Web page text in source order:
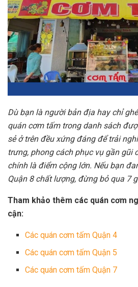
Dù bạn là người bản địa hay chỉ
quán cơm tấm trong danh sách
sẻ ở trên đều xứng đáng để trải
trưng, phong cách phục vụ gần gũi
chính là điểm cộng lớn. Nếu bạn
Quận 8 chất lượng, đừng bỏ qua 7
Tham khảo thêm các quán cơm
cận:
Các quán cơm tấm Quận 4
Các quán cơm tấm Quận 5
Các quán cơm tấm Quận 7